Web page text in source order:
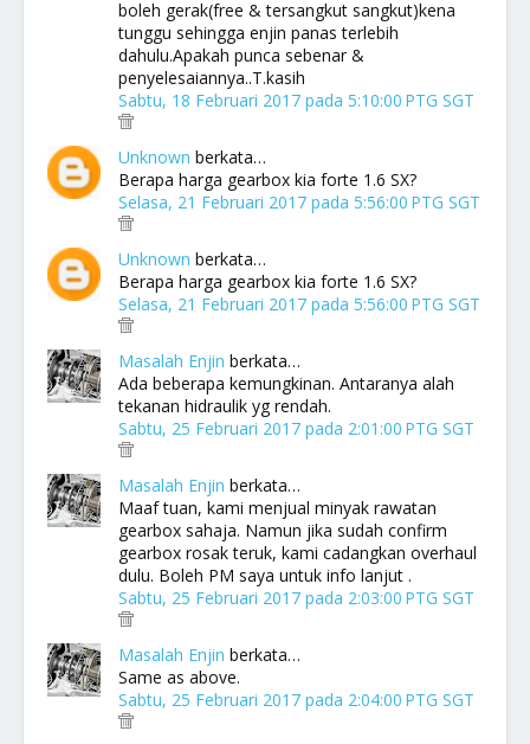
boleh gerak(free & tersangkut sangkut)kena
tunggu sehingga enjin panas terlebih
dahulu.Apakah punca sebenar &
penyelesaiannya..T.kasih
Sabtu, 18 Februari 2017 pada 5:10:00 PTG SGT
Unknown berkata…
Berapa harga gearbox kia forte 1.6 SX?
Selasa, 21 Februari 2017 pada 5:56:00 PTG SGT
Unknown berkata…
Berapa harga gearbox kia forte 1.6 SX?
Selasa, 21 Februari 2017 pada 5:56:00 PTG SGT
Masalah Enjin berkata…
Ada beberapa kemungkinan. Antaranya alah
tekanan hidraulik yg rendah.
Sabtu, 25 Februari 2017 pada 2:01:00 PTG SGT
Masalah Enjin berkata…
Maaf tuan, kami menjual minyak rawatan
gearbox sahaja. Namun jika sudah confirm
gearbox rosak teruk, kami cadangkan overhaul
dulu. Boleh PM saya untuk info lanjut .
Sabtu, 25 Februari 2017 pada 2:03:00 PTG SGT
Masalah Enjin berkata…
Same as above.
Sabtu, 25 Februari 2017 pada 2:04:00 PTG SGT